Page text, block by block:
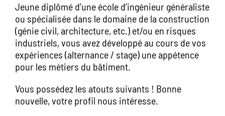
Jeune diplômé d’une école d’ingénieur généraliste
ou spécialisée dans le domaine de la construction
(génie civil, architecture, etc.) et/ou en risques
industriels, vous avez développé au cours de vos
expériences (alternance / stage) une appétence
pour les métiers du bâtiment.
Vous possédez les atouts suivants ! Bonne
nouvelle, votre profil nous intéresse.